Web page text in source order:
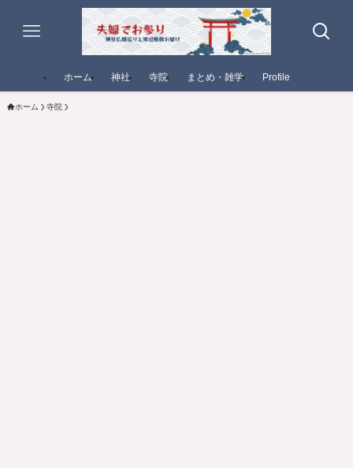
ホーム 神社 寺院 まとめ・雑学 Profile
ホーム 寺院